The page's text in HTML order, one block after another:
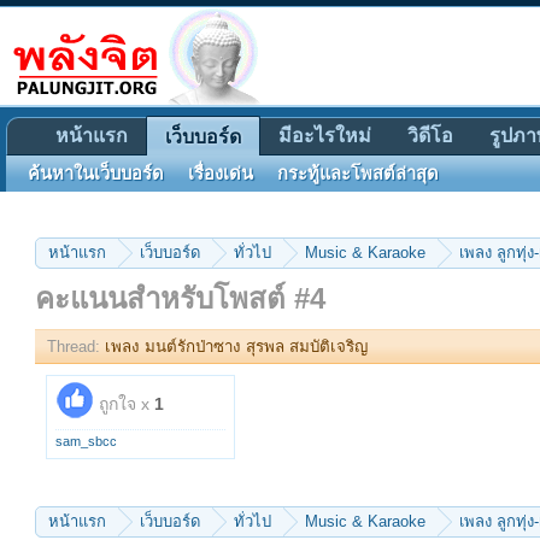
หน้าแรก เว็บบอร์ด ทั่วไป Music & Karaoke เพลง ลูกทุ่ง
คะแนนสำหรับโพสต์ #4
Thread: เพลง มนต์รักป่าซาง สุรพล สมบัติเจริญ
ถูกใจ x 1
sam_sbcc
หน้าแรก เว็บบอร์ด ทั่วไป Music & Karaoke เพลง ลูกทุ่ง
หน้าแรก เว็บบอร์ด
ค้นหาในเว็บบอร์ด เรื่องเด่น กระทู้และโพสต์ล่าสุด
มีอะไรใหม่ วิดีโอ รูปภ